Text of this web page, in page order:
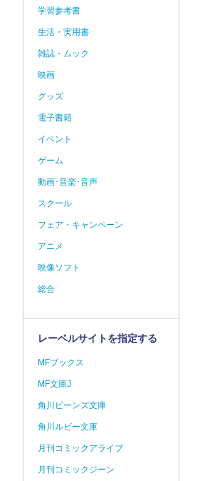
学習参考書
生活・実用書
雑誌・ムック
映画
グッズ
電子書籍
イベント
ゲーム
動画･音楽･音声
スクール
フェア・キャンペーン
アニメ
映像ソフト
総合
レーベルサイトを指定する
MFブックス
MF文庫J
角川ビーンズ文庫
角川ルビー文庫
月刊コミックアライブ
月刊コミックジーン